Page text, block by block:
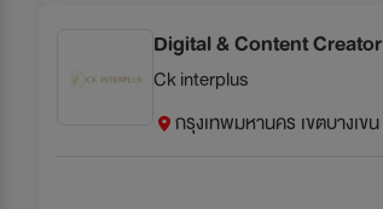
Digital & Content Creator
Ck interplus
กรุงเทพมหานคร เขตบางเขน